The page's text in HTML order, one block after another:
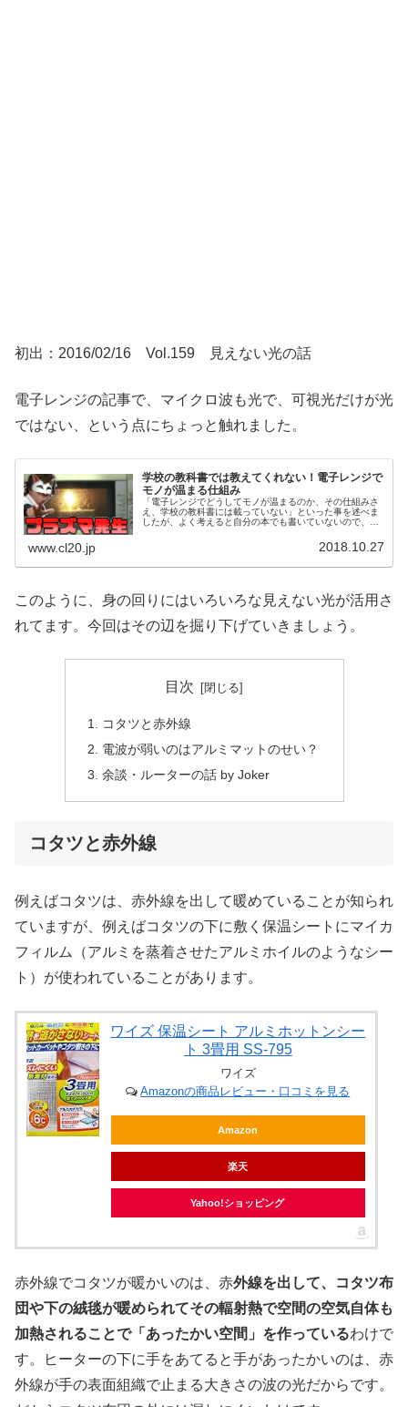
初出：2016/02/16 Vol.159 見えない光の話
電子レンジの記事で、マイクロ波も光で、可視光だけが光
ではない、という点にちょっと触れました。
学校の教科書では教えてくれない！電子レンジで
モノが温まる仕組み
「電子レンジでどうしてモノが温まるのか、その仕組みさ
え、学校の教科書には載っていない」といった事を述べま
したが、よく考えると自分の本でも書いていないので、今
www.cl20.jp 2018.10.27
このように、身の回りにはいろいろな見えない光が活用さ
れてます。今回はその辺を掘り下げていきましょう。
目次
コタツと赤外線
電波が弱いのはアルミマットのせい？
余談・ルーターの話 by Joker
コタツと赤外線
例えばコタツは、赤外線を出して暖めていることが知られ
ていますが、例えばコタツの下に敷く保温シートにマイカ
フィルム（アルミを蒸着させたアルミホイルのようなシー
ト）が使われていることがあります。
ワイズ 保温シート アルミホットンシー
ト 3畳用 SS-795
ワイズ
Amazonの商品レビュー・口コミを見る
Amazon
楽天
Yahoo!ショッピング
赤外線でコタツが暖かいのは、赤外線を出して、コタツ布
団や下の絨毯が暖められてその輻射熱で空間の空気自体も
加熱されることで「あったかい空間」を作っているわけで
す。ヒーターの下に手をあてると手があったかいのは、赤
外線が手の表面組織で止まる大きさの波の光だからです。